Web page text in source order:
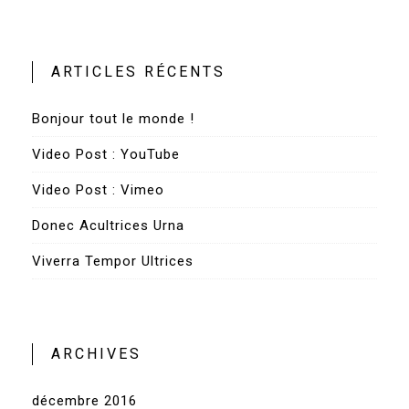
ARTICLES RÉCENTS
Bonjour tout le monde !
Video Post : YouTube
Video Post : Vimeo
Donec Acultrices Urna
Viverra Tempor Ultrices
ARCHIVES
décembre 2016